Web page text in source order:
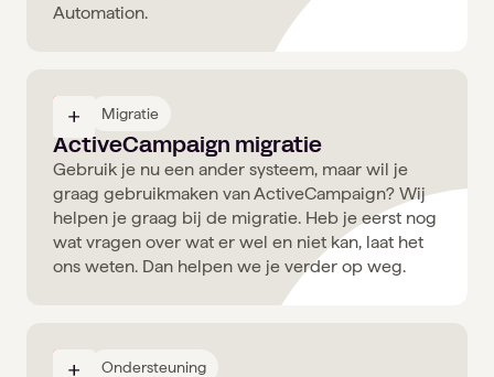
Automation.
03 Migratie
ActiveCampaign migratie
Gebruik je nu een ander systeem, maar wil je
graag gebruikmaken van ActiveCampaign? Wij
helpen je graag bij de migratie. Heb je eerst nog
wat vragen over wat er wel en niet kan, laat het
ons weten. Dan helpen we je verder op weg.
04 Ondersteuning